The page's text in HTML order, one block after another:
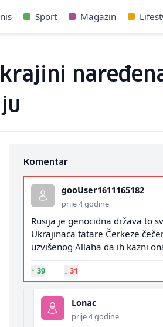
Sport Magazin
Komentar
gooUser1611165182
prije 4 godine
Rusija je genocidna država to
Ukrajinaca tatare Čerkeze
uzvišenog Allaha da ih kazni
↑ 39 ↓ 31
Lonac
prije 4 godine